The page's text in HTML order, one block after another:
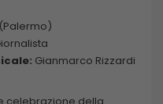
Gianmarco Rizzardi